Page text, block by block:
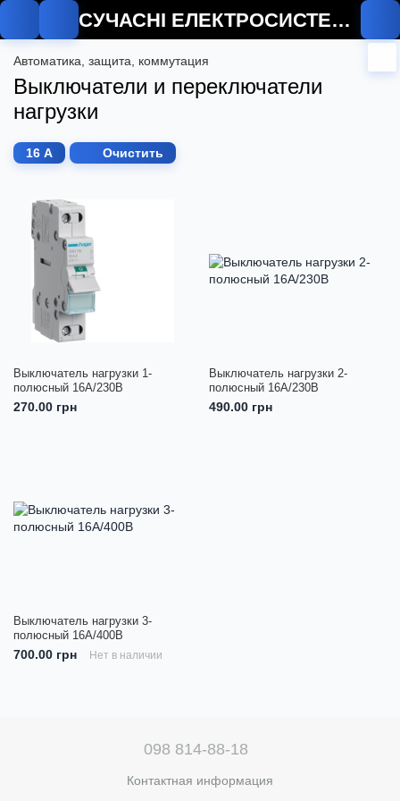
СУЧАСНІ ЕЛЕКТРОСИСТЕМИ
Автоматика, защита, коммутация
Выключатели и переключатели
нагрузки
16 А Очистить
Выключатель нагрузки 1-
полюсный 16А/230В
270.00 грн
Выключатель нагрузки 2-
полюсный 16А/230В
490.00 грн
Выключатель нагрузки 3-
полюсный 16А/400В
700.00 грн Нет в наличии
098 814-88-18
Контактная информация